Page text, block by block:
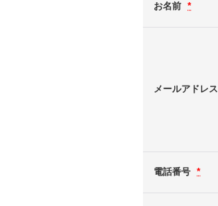
お名前 *
メールアドレス
電話番号 *